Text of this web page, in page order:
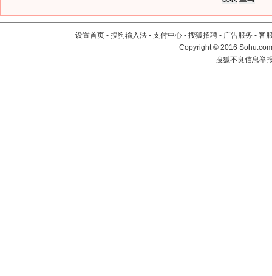
设置首页 - 搜狗输入法 - 支付中心 - 搜狐招聘 - 广告服务 - 客
Copyright©2016
搜狐不良信息举